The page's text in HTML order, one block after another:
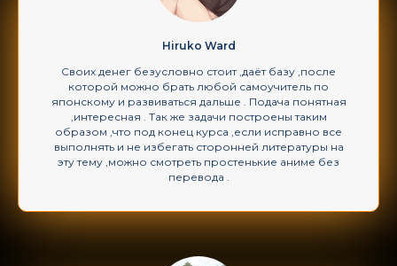
Hiruko Ward
Своих денег безусловно стоит ,даёт базу ,после
которой можно брать любой самоучитель по
японскому и развиваться дальше . Подача понятная
,интересная . Так же задачи построены таким
образом ,что под конец курса ,если исправно все
выполнять и не избегать сторонней литературы на
эту тему ,можно смотреть простенькие аниме без
перевода .